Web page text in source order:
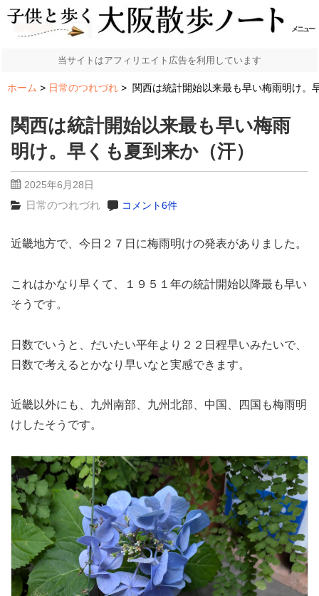
メニュー
当サイトはアフィリエイト広告を利用しています
ホーム 日常のつれづれ 関西は統計開始以来最も早い梅雨明け。
関西は統計開始以来最も早い梅雨
明け。早くも夏到来か（汗）
2025年6月28日
日常のつれづれ コメント6件
近畿地方で、今日２７日に梅雨明けの発表がありました。
これはかなり早くて、１９５１年の統計開始以降最も早い
そうです。
日数でいうと、だいたい平年より２２日程早いみたいで、
日数で考えるとかなり早いなと実感できます。
近畿以外にも、九州南部、九州北部、中国、四国も梅雨明
けしたそうです。